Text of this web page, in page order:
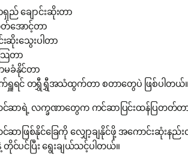
ည် ချောင်းဆိုးတာ
အောင့်တာ
းဆိုးသွေးပါတာ
တာ
မခံနိုင်တာ
ရင် တရွှီရွှီအသံထွက်တာ စတာတွေပဲ ဖြစ်ပါတယ်။
ရဲ့ လက္ခဏာတွေက ကင်ဆာပြင်းထန်ပြတတ်တာဖ
ဖြစ်နိုင်ခြေကို လျှော့ချနိုင်ဖို့ အကောင်းဆုံးန
င်ပင်ပြီး ရွေးချယ်သင့်ပါတယ်။